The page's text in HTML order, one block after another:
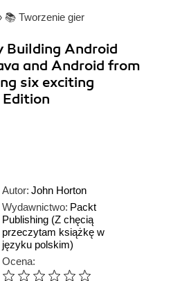
📚 Tworzenie gier
Building Android
and Android from
six exciting
Autor: John Horton
Wydawnictwo: Packt
Publishing (Z chęcią
przeczytam książkę w
języku polskim)
Ocena: